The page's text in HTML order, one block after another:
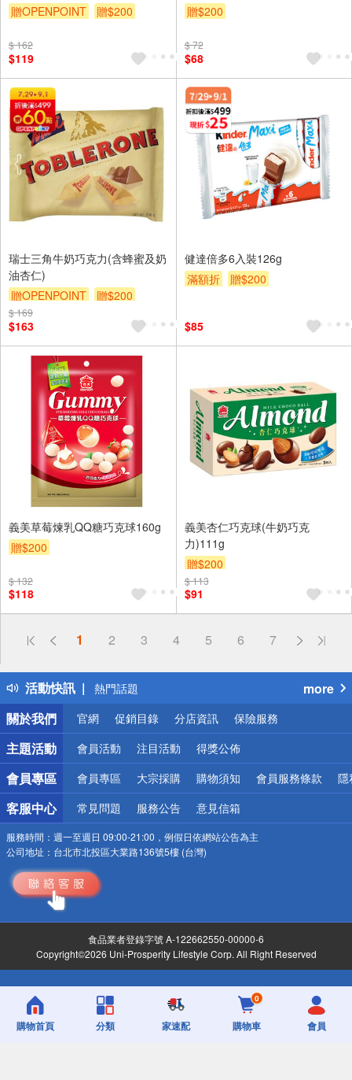
贈OPENPOINT
贈$200
$ 162
$119
贈$200
$ 72
$68
瑞士三角牛奶巧克力(含蜂蜜及奶
油杏仁)
贈OPENPOINT
贈$200
$ 169
$163
健達倍多6入裝126g
滿額折
贈$200
$85
義美草莓煉乳QQ糖巧克球160g
贈$200
$ 132
$118
義美杏仁巧克球(牛奶巧克
力)111g
贈$200
$ 113
$91
1 2 3 4 5 6 7
活動快訊
偏遠地區配送
得獎公告
熱門話題
銀行優惠
偏遠地區配送
詐騙網頁！請小心！
more
關於我們
官網 促銷目錄 分店資訊 保險服務
主題活動 會員活動 注目活動 得獎公佈
會員專區 會員專區 大宗採購 購物須知 會員服務條款 隱
客服中心 常見問題 服務公告 意見信箱
服務時間： 週一至週日 09:00-21:00，例假日依網站公告為主
公司地址： 台北市北投區大業路136號5樓 (台灣)
食品業者登錄字號 A-122662550-00000-6
Copyright©2026 Uni-Prosperity Lifestyle Corp. All Right Reserved
購物首頁 分類 家速配
0
購物車 會員